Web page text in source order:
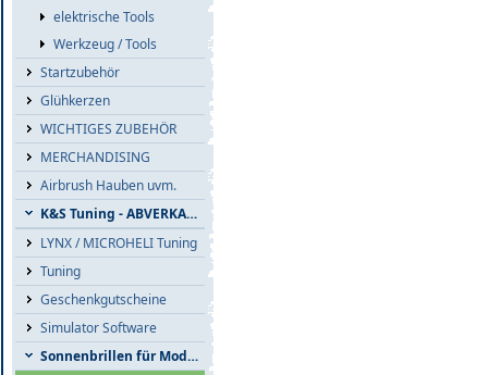
elektrische Tools
Werkzeug / Tools
Startzubehör
Glühkerzen
WICHTIGES ZUBEHÖR
MERCHANDISING
Airbrush Hauben uvm.
K&S Tuning - ABVERKAUF
LYNX / MICROHELI Tuning
Tuning
Geschenkgutscheine
Simulator Software
Sonnenbrillen für Modellflieger